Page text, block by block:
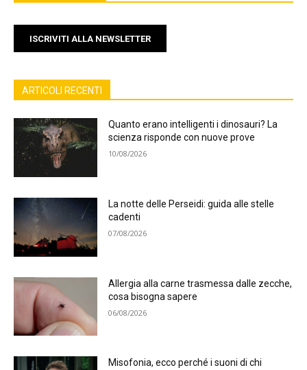
ISCRIVITI ALLA NEWSLETTER
ARTICOLI RECENTI
Quanto erano intelligenti i dinosauri? La
scienza risponde con nuove prove
10/08/2026
La notte delle Perseidi: guida alle stelle
cadenti
07/08/2026
Allergia alla carne trasmessa dalle zecche,
cosa bisogna sapere
06/08/2026
Misofonia, ecco perché i suoni di chi